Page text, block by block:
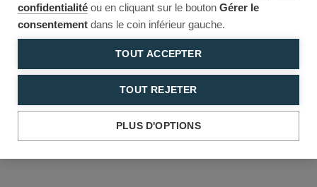
confidentialité ou en cliquant sur le bouton Gérer le
consentement dans le coin inférieur gauche.
TOUT ACCEPTER
TOUT REJETER
PLUS D'OPTIONS